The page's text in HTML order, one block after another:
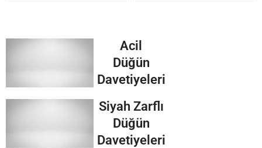
Acil
Düğün
Davetiyeleri
Siyah Zarflı
Düğün
Davetiyeleri